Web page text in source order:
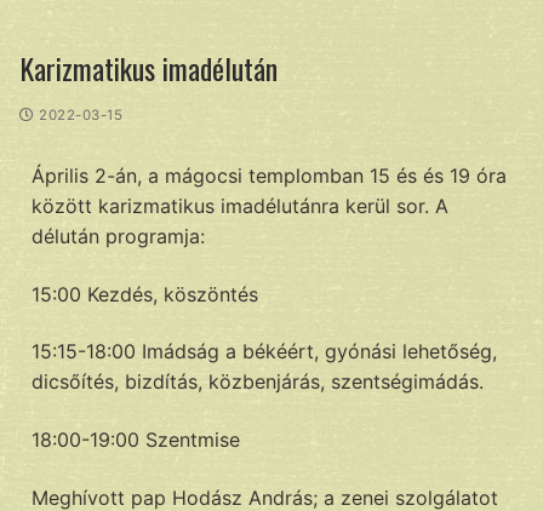
Karizmatikus imadélután
2022-03-15
Április 2-án, a mágocsi templomban 15 és és 19 óra
között karizmatikus imadélutánra kerül sor. A
délután programja:
15:00 Kezdés, köszöntés
15:15-18:00 Imádság a békéért, gyónási lehetőség,
dicsőítés, bizdítás, közbenjárás, szentségimádás.
18:00-19:00 Szentmise
Meghívott pap Hodász András; a zenei szolgálatot